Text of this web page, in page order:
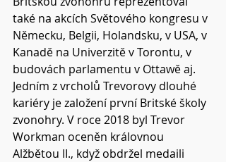
také na akcích Světového kongresu v
Německu, Belgii, Holandsku, v USA, v
Kanadě na Univerzitě v Torontu, v
budovách parlamentu v Ottawě aj.
Jedním z vrcholů Trevorovy dlouhé
kariéry je založení první Britské školy
zvonohry. V roce 2018 byl Trevor
Workman oceněn královnou
Alžbětou II., když obdržel medaili